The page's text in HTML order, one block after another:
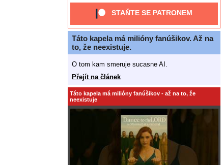
STAŇTE SE PATRONEM
Táto kapela má milióny fanúšikov. Až na
to, že neexistuje.
O tom kam smeruje sucasne AI.
Přejít na článek
Táto kapela má milióny fanúšikov - až na to, že
neexistuje